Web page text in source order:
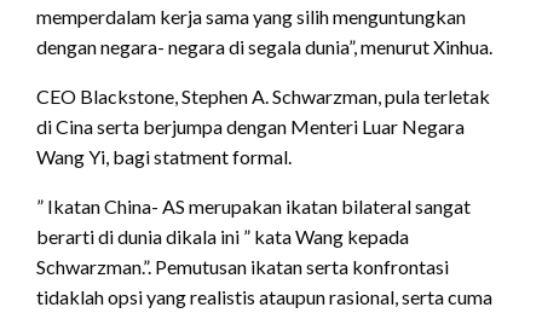
memperdalam kerja sama yang silih menguntungkan
dengan negara- negara di segala dunia”, menurut Xinhua.
CEO Blackstone, Stephen A. Schwarzman, pula terletak
di Cina serta berjumpa dengan Menteri Luar Negara
Wang Yi, bagi statment formal.
” Ikatan China- AS merupakan ikatan bilateral sangat
berarti di dunia dikala ini ” kata Wang kepada
Schwarzman.”. Pemutusan ikatan serta konfrontasi
tidaklah opsi yang realistis ataupun rasional, serta cuma